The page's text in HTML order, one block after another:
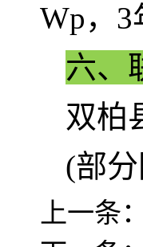
Wp，3
六、
双柏
(部
上一条：